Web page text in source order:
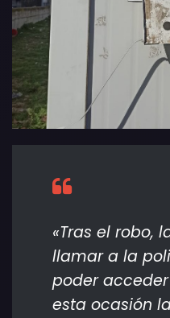
«Tras el robo,
llamar a la
poder
esta ocasión